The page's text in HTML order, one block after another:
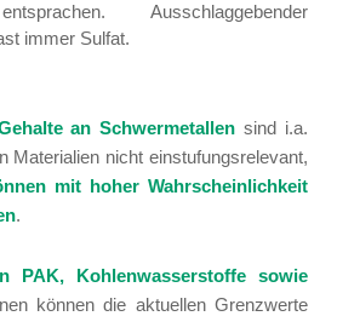
Ausschlaggebender
immer Sulfat.
an Schwermetallen sind i.a.
Materialien nicht einstufungsrelevant,
mit hoher Wahrscheinlichkeit
.
PAK, Kohlenwasserstoffe sowie
können die aktuellen Grenzwerte